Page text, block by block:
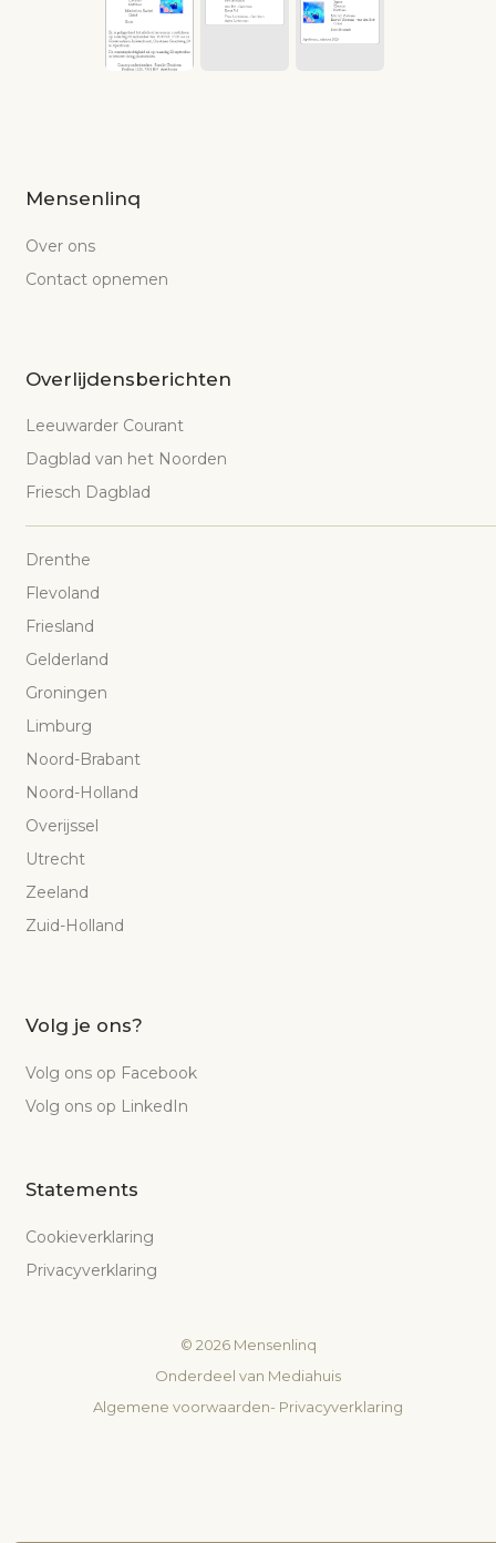
Mensenlinq
Over ons
Contact opnemen
Overlijdensberichten
Leeuwarder Courant
Dagblad van het Noorden
Friesch Dagblad
Drenthe
Flevoland
Friesland
Gelderland
Groningen
Limburg
Noord-Brabant
Noord-Holland
Overijssel
Utrecht
Zeeland
Zuid-Holland
Volg je ons?
Volg ons op Facebook
Volg ons op LinkedIn
Statements
Cookieverklaring
Privacyverklaring
© 2026Mensenlinq
Onderdeel van Mediahuis
Algemene voorwaarden- Privacyverklaring